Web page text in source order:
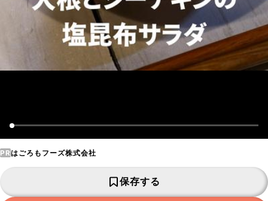
PRはごろもフーズ株式会社
保存する